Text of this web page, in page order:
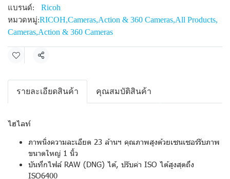
แบรนด์:
Ricoh
หมวดหมู่:RICOH,Cameras,Action & 360 Cameras,All Products,
Cameras,Action & 360 Cameras
แชร์
รายละเอียดสินค้า คุณสมบัติสินค้า
ไฮไลท์
ภาพนิ่งความละเอียด 23 ล้านฯ คุณภาพสูงด้วยเซนเซอร์รับภาพ
ขนาดใหญ่ 1 นิ้ว
บันทึกไฟล์ RAW (DNG) ได้, ปรับค่า ISO ได้สูงสุดถึง
ISO6400